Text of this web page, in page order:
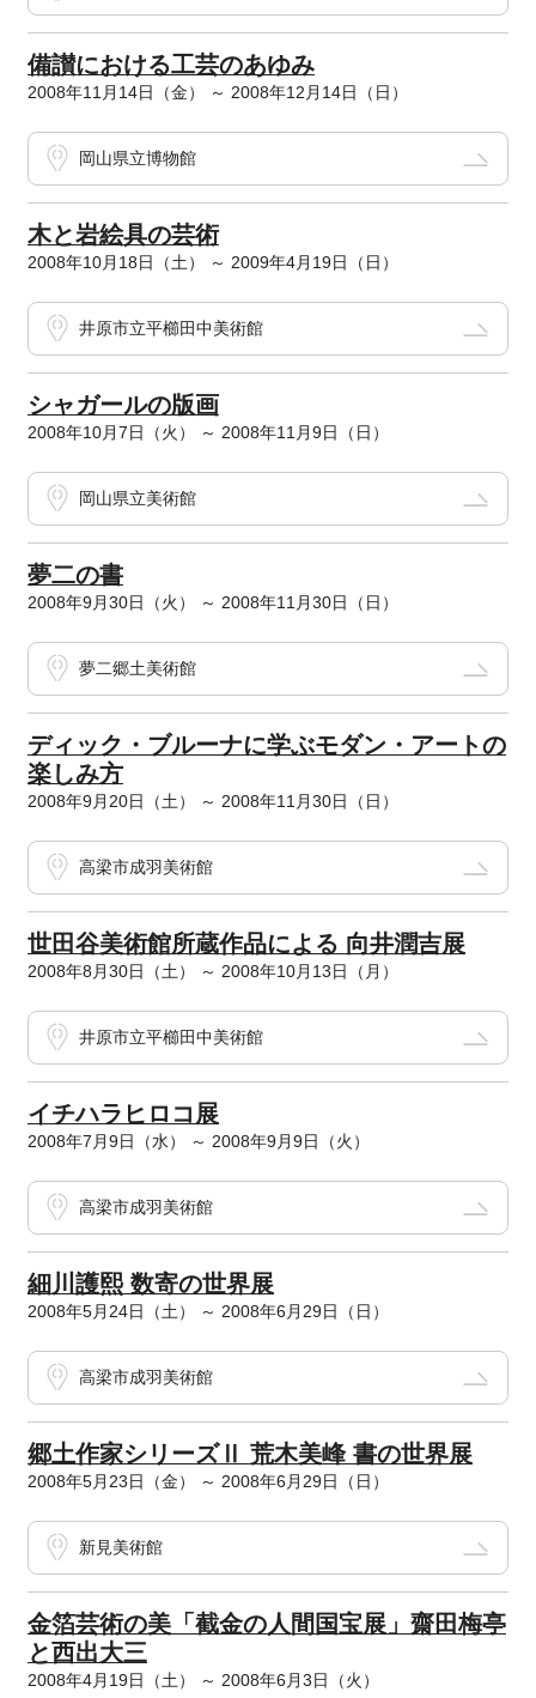
備讃における工芸のあゆみ
2008年11月14日（金） ～ 2008年12月14日（日）
岡山県立博物館
木と岩絵具の芸術
2008年10月18日（土） ～ 2009年4月19日（日）
井原市立平櫛田中美術館
シャガールの版画
2008年10月7日（火） ～ 2008年11月9日（日）
岡山県立美術館
夢二の書
2008年9月30日（火） ～ 2008年11月30日（日）
夢二郷土美術館
ディック・ブルーナに学ぶモダン・アートの
楽しみ方
2008年9月20日（土） ～ 2008年11月30日（日）
高梁市成羽美術館
世田谷美術館所蔵作品による 向井潤吉展
2008年8月30日（土） ～ 2008年10月13日（月）
井原市立平櫛田中美術館
イチハラヒロコ展
2008年7月9日（水） ～ 2008年9月9日（火）
高梁市成羽美術館
細川護熙 数寄の世界展
2008年5月24日（土） ～ 2008年6月29日（日）
高梁市成羽美術館
郷土作家シリーズⅡ 荒木美峰 書の世界展
2008年5月23日（金） ～ 2008年6月29日（日）
新見美術館
金箔芸術の美「截金の人間国宝展」齋田梅亭
と西出大三
2008年4月19日（土） ～ 2008年6月3日（火）